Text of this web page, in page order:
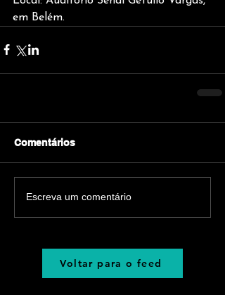
em Belém.
Comentários
Escreva um comentário
Voltar para o feed